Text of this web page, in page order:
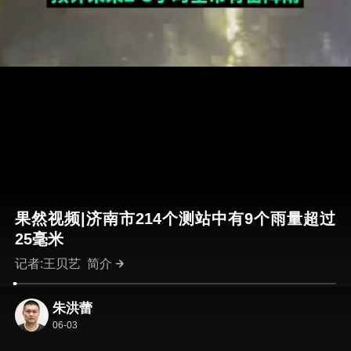
果然视频|济南市214个测站中有9个雨量超过
25毫米
记者:王贝艺简介
朱洪蕾
06-03